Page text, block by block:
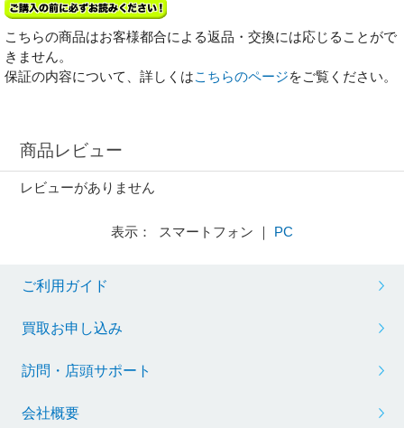
こちらの商品はお客様都合による返品・交換には応じることがで
きません。
保証の内容について、詳しくはこちらのページをご覧ください。
商品レビュー
レビューがありません
表示： スマートフォン ｜ PC
ご利用ガイド
買取お申し込み
訪問・店頭サポート
会社概要